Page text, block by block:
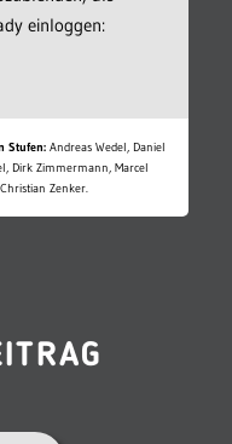
einloggen:
Stufen: Andreas Wedel, Daniel
Dirk Zimmermann, Marcel
Zenker.